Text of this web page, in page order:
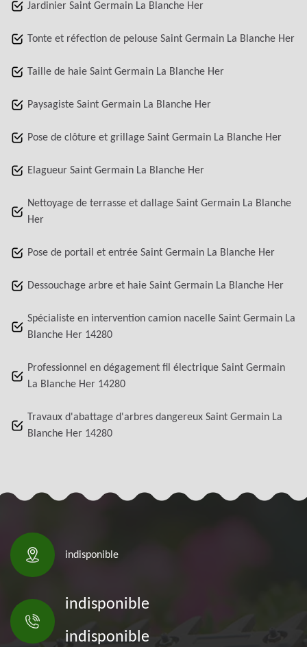
Jardinier Saint Germain La Blanche Her
Tonte et réfection de pelouse Saint Germain La Blanche Her
Taille de haie Saint Germain La Blanche Her
Paysagiste Saint Germain La Blanche Her
Pose de clôture et grillage Saint Germain La Blanche Her
Elagueur Saint Germain La Blanche Her
Nettoyage de terrasse et dallage Saint Germain La Blanche
Her
Pose de portail et entrée Saint Germain La Blanche Her
Dessouchage arbre et haie Saint Germain La Blanche Her
Spécialiste en intervention camion nacelle Saint Germain La
Blanche Her 14280
Professionnel en dégagement fil électrique Saint Germain
La Blanche Her 14280
Travaux d'abattage d'arbres dangereux Saint Germain La
Blanche Her 14280
indisponible
indisponible
indisponible